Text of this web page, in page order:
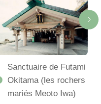
Sanctuaire de Futami
Okitama (les rochers
mariés Meoto Iwa)